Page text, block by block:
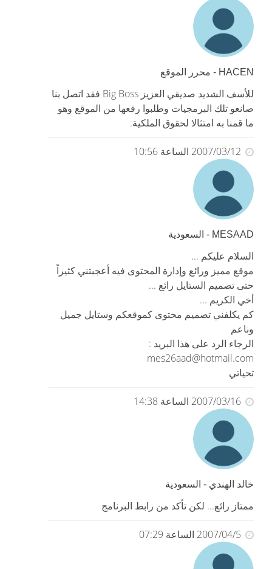
HACEN - محرر الموقع
للأسف الشديد صديقي العزيز Big Boss فقد اتصل بنا
صانعو تلك البرمجيات وطلبوا رفعها من الموقع وهو
ما قمنا به امتثالا لحقوق الملكية.
2007/03/12 الساعة 10:56
MESAAD - السعودية
السلام عليكم ...
موقع مميز ورائع وإدارة المحتوى فيه أعجبتني كثيراً
حتى تصميم الستايل رائع ...
أخي الكريم ...
كم يكلفني تصميم محتوى كموقعكم وستايل جميل
وناعم
الرجاء الرد على هذا البريد :
mes26aad@hotmail.com
تحياتي
2007/03/16 الساعة 14:38
خالد الهندي - السعودية
ممتاز رائع... لكن تأكد من رابط البرنامج
2007/04/5 الساعة 07:29